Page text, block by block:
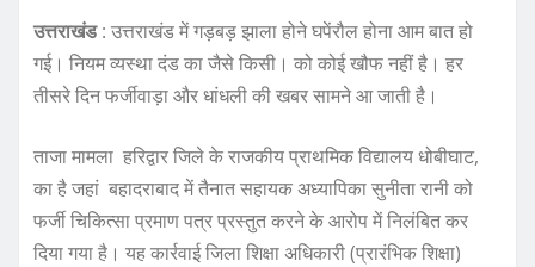
c
e
o
o
k
it
te
at
s
p
p
a
re
उत्तराखंड: उत्तराखंड में गड़बड़ झाला होने घपेंरौल होना आम बात हो
गई। नियम व्यस्था दंड का जैसे किसी। को कोई खौफ नहीं है। हर
तीसरे दिन फर्जीवाड़ा और धांधली की खबर सामने आ जाती है।
ताजा मामला हरिद्वार जिले के राजकीय प्राथमिक विद्यालय धोबीघाट,
का है जहां बहादराबाद में तैनात सहायक अध्यापिका सुनीता रानी को
फर्जी चिकित्सा प्रमाण पत्र प्रस्तुत करने के आरोप में निलंबित कर
दिया गया है। यह कार्रवाई जिला शिक्षा अधिकारी (प्रारंभिक शिक्षा)